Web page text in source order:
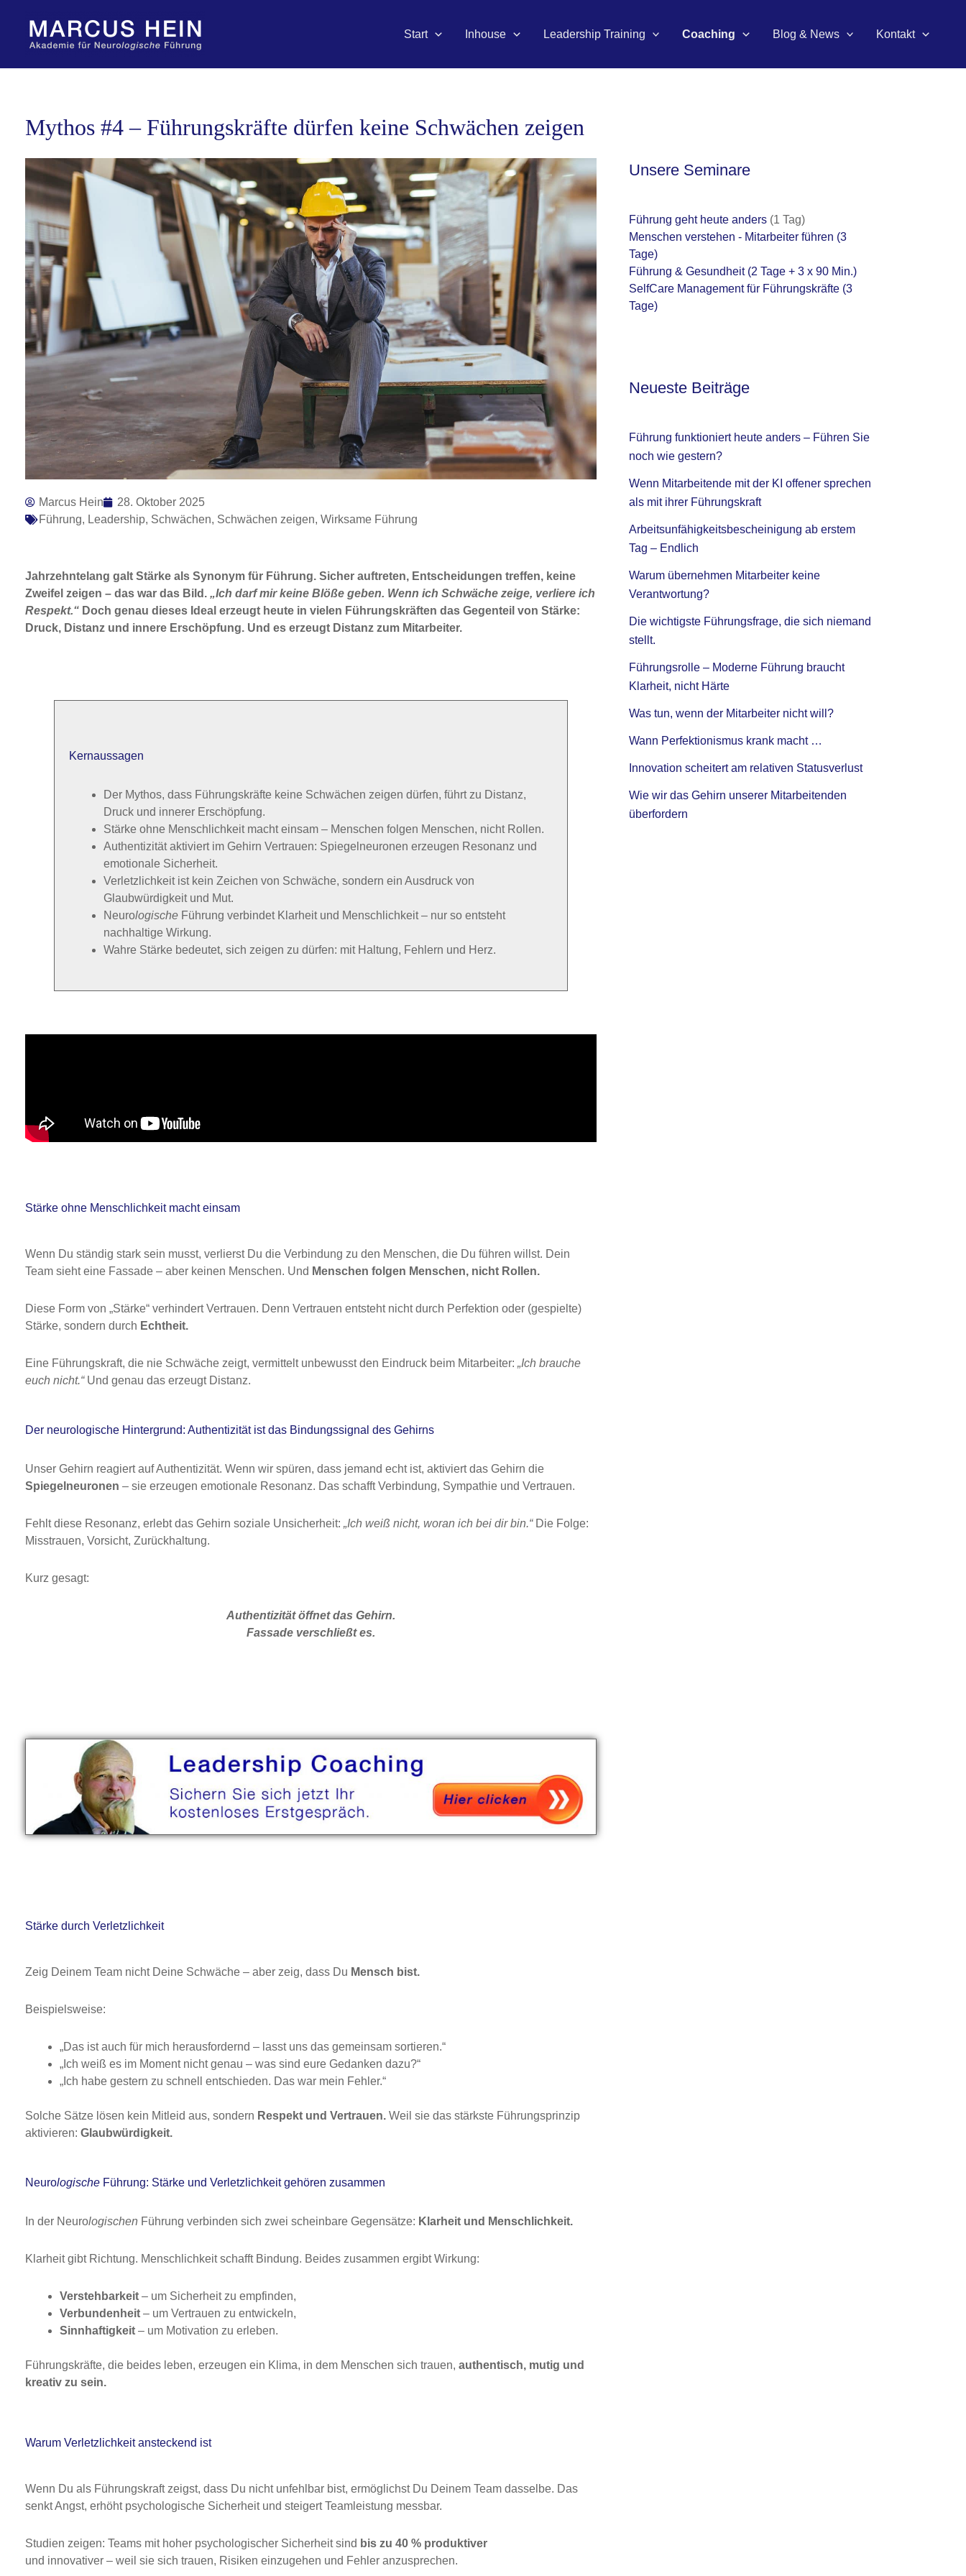
springen
Start Inhouse Leadership Training Coaching Blog & News Kontakt
Mythos #4 – Führungskräfte dürfen keine Schwächen zeigen
Marcus Hein
28. Oktober 2025
Führung, Leadership, Schwächen, Schwächen zeigen, Wirksame Führung
Jahrzehntelang galt Stärke als Synonym für Führung. Sicher auftreten, Entscheidungen treffen, keine
Zweifel zeigen – das war das Bild. „Ich darf mir keine Blöße geben. Wenn ich Schwäche zeige, verliere ich
Respekt.“ Doch genau dieses Ideal erzeugt heute in vielen Führungskräften das Gegenteil von Stärke:
Druck, Distanz und innere Erschöpfung. Und es erzeugt Distanz zum Mitarbeiter.
Kernaussagen
Der Mythos, dass Führungskräfte keine Schwächen zeigen dürfen, führt zu Distanz,
Druck und innerer Erschöpfung.
Stärke ohne Menschlichkeit macht einsam – Menschen folgen Menschen, nicht Rollen.
Authentizität aktiviert im Gehirn Vertrauen: Spiegelneuronen erzeugen Resonanz und
emotionale Sicherheit.
Verletzlichkeit ist kein Zeichen von Schwäche, sondern ein Ausdruck von
Glaubwürdigkeit und Mut.
NeurologischeFührung verbindet Klarheit und Menschlichkeit – nur so entsteht
nachhaltige Wirkung.
Wahre Stärke bedeutet, sich zeigen zu dürfen: mit Haltung, Fehlern und Herz.
Stärke ohne Menschlichkeit macht einsam
Wenn Du ständig stark sein musst, verlierst Du die Verbindung zu den Menschen, die Du führen willst. Dein
Team sieht eine Fassade – aber keinen Menschen. Und Menschen folgen Menschen, nicht Rollen.
Diese Form von „Stärke“ verhindert Vertrauen. Denn Vertrauen entsteht nicht durch Perfektion oder (gespielte)
Stärke, sondern durch Echtheit.
Eine Führungskraft, die nie Schwäche zeigt, vermittelt unbewusst den Eindruck beim Mitarbeiter: „Ich brauche
euch nicht.“ Und genau das erzeugt Distanz.
Der neurologische Hintergrund: Authentizität ist das Bindungssignal des Gehirns
Unser Gehirn reagiert auf Authentizität. Wenn wir spüren, dass jemand echt ist, aktiviert das Gehirn die
Spiegelneuronen – sie erzeugen emotionale Resonanz. Das schafft Verbindung, Sympathie und Vertrauen.
Fehlt diese Resonanz, erlebt das Gehirn soziale Unsicherheit: „Ich weiß nicht, woran ich bei dir bin.“ Die Folge:
Misstrauen, Vorsicht, Zurückhaltung.
Kurz gesagt:
Authentizität öffnet das Gehirn.
Fassade verschließt es.
Stärke durch Verletzlichkeit
Zeig Deinem Team nicht Deine Schwäche – aber zeig, dass Du Mensch bist.
Beispielsweise:
„Das ist auch für mich herausfordernd – lasst uns das gemeinsam sortieren.“
„Ich weiß es im Moment nicht genau – was sind eure Gedanken dazu?“
„Ich habe gestern zu schnell entschieden. Das war mein Fehler.“
Solche Sätze lösen kein Mitleid aus, sondern Respekt und Vertrauen. Weil sie das stärkste Führungsprinzip
aktivieren: Glaubwürdigkeit.
Neurologische Führung: Stärke und Verletzlichkeit gehören zusammen
In der Neurologischen Führung verbinden sich zwei scheinbare Gegensätze: Klarheit und Menschlichkeit.
Klarheit gibt Richtung. Menschlichkeit schafft Bindung. Beides zusammen ergibt Wirkung:
Verstehbarkeit – um Sicherheit zu empfinden,
Verbundenheit – um Vertrauen zu entwickeln,
Sinnhaftigkeit – um Motivation zu erleben.
Führungskräfte, die beides leben, erzeugen ein Klima, in dem Menschen sich trauen, authentisch, mutig und
kreativ zu sein.
Warum Verletzlichkeit ansteckend ist
Wenn Du als Führungskraft zeigst, dass Du nicht unfehlbar bist, ermöglichst Du Deinem Team dasselbe. Das
senkt Angst, erhöht psychologische Sicherheit und steigert Teamleistung messbar.
Studien zeigen: Teams mit hoher psychologischer Sicherheit sind bis zu 40 % produktiver
und innovativer – weil sie sich trauen, Risiken einzugehen und Fehler anzusprechen.
Unsere Seminare
Führung geht heute anders (1 Tag)
Menschen verstehen - Mitarbeiter führen (3
Tage)
Führung & Gesundheit(2 Tage + 3 x 90 Min.)
SelfCare Management für Führungskräfte (3
Tage)
Neueste Beiträge
Führung funktioniert heute anders – Führen Sie
noch wie gestern?
Wenn Mitarbeitende mit der KI offener sprechen
als mit ihrer Führungskraft
Arbeitsunfähigkeitsbescheinigung ab erstem
Tag – Endlich
Warum übernehmen Mitarbeiter keine
Verantwortung?
Die wichtigste Führungsfrage, die sich niemand
stellt.
Führungsrolle – Moderne Führung braucht
Klarheit, nicht Härte
Was tun, wenn der Mitarbeiter nicht will?
Wann Perfektionismus krank macht …
Innovation scheitert am relativen Statusverlust
Wie wir das Gehirn unserer Mitarbeitenden
überfordern